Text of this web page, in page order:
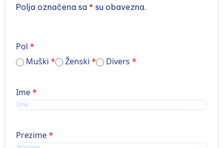
Polja označena sa * su obavezna.
Pol
Muški
Ženski Divers
Ime
Ime
Ime
Prezime